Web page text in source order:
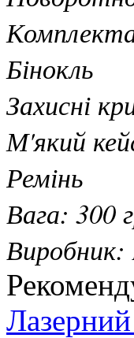
Бінокль
Захисні
М'який
Ремінь
Вага: 300
Виробник: